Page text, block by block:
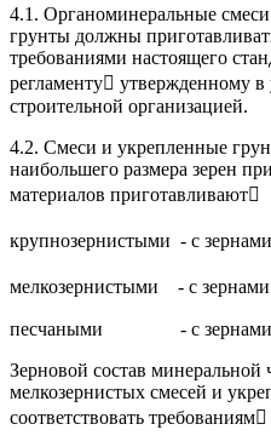
4.1. Органоминеральные
грунты должны
требованиями настоящего
регламенту утвержденному
строительной организацией.
4.2. Смеси и укрепленные
наибольшего размера зерен
материалов приготавливают
крупнозернистыми - с
мелкозернистыми - с
песчаными - с зернами
Зерновой состав минеральной
мелкозернистых смесей и
соответствовать